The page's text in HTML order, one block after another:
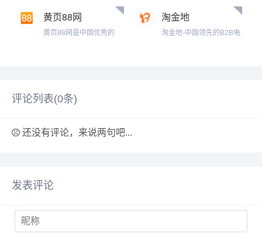
服务。以世界工厂网为核
心，服务...
企业,采购商家，各类商机
供求，是...
黄页88网
黄页88网是中国优秀的
淘金地
淘金地-中国领先的B2B电
评论列表(0条)
还没有评论，来说两句吧...
发表评论